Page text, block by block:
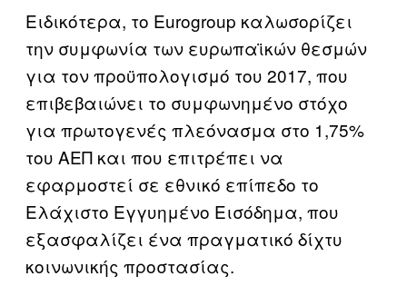
Ειδικότερα, το Eurogroup καλωσορίζει
την συμφωνία των ευρωπαϊκών θεσμών
για τον προϋπολογισμό του 2017, που
επιβεβαιώνει το συμφωνημένο στόχο
για πρωτογενές πλεόνασμα στο 1,75%
του ΑΕΠ και που επιτρέπει να
εφαρμοστεί σε εθνικό επίπεδο το
Ελάχιστο Εγγυημένο Εισόδημα, που
εξασφαλίζει ένα πραγματικό δίχτυ
κοινωνικής προστασίας.